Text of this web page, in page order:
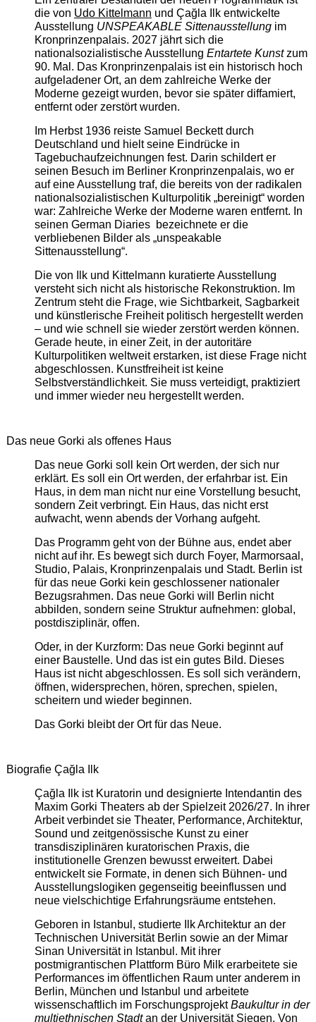
die von Udo Kittelmann und Çağla Ilk entwickelte
Ausstellung UNSPEAKABLE Sittenausstellungim
Kronprinzenpalais. 2027 jährt sich die
nationalsozialistische Ausstellung Entartete Kunstzum
90. Mal. Das Kronprinzenpalais ist ein historisch hoch
aufgeladener Ort, an dem zahlreiche Werke der
Moderne gezeigt wurden, bevor sie später diffamiert,
entfernt oder zerstört wurden.
Im Herbst 1936 reiste Samuel Beckett durch
Deutschland und hielt seine Eindrücke in
Tagebuchaufzeichnungen fest. Darin schildert er
seinen Besuch im Berliner Kronprinzenpalais, wo er
auf eine Ausstellung traf, die bereits von der radikalen
nationalsozialistischen Kulturpolitik „bereinigt“ worden
war: Zahlreiche Werke der Moderne waren entfernt. In
seinen German Diaries bezeichnete er die
verbliebenen Bilder als „unspeakable
Sittenausstellung“.
Die von Ilk und Kittelmann kuratierte Ausstellung
versteht sich nicht als historische Rekonstruktion. Im
Zentrum steht die Frage, wie Sichtbarkeit, Sagbarkeit
und künstlerische Freiheit politisch hergestellt werden
– und wie schnell sie wieder zerstört werden können.
Gerade heute, in einer Zeit, in der autoritäre
Kulturpolitiken weltweit erstarken, ist diese Frage nicht
abgeschlossen. Kunstfreiheit ist keine
Selbstverständlichkeit. Sie muss verteidigt, praktiziert
und immer wieder neu hergestellt werden.
Das neue Gorki als offenes Haus
Das neue Gorki soll kein Ort werden, der sich nur
erklärt. Es soll ein Ort werden, der erfahrbar ist. Ein
Haus, in dem man nicht nur eine Vorstellung besucht,
sondern Zeit verbringt. Ein Haus, das nicht erst
aufwacht, wenn abends der Vorhang aufgeht.
Das Programm geht von der Bühne aus, endet aber
nicht auf ihr. Es bewegt sich durch Foyer, Marmorsaal,
Studio, Palais, Kronprinzenpalais und Stadt. Berlin ist
für das neue Gorki kein geschlossener nationaler
Bezugsrahmen. Das neue Gorki will Berlin nicht
abbilden, sondern seine Struktur aufnehmen: global,
postdisziplinär, offen.
Oder, in der Kurzform: Das neue Gorki beginnt auf
einer Baustelle. Und das ist ein gutes Bild. Dieses
Haus ist nicht abgeschlossen. Es soll sich verändern,
öffnen, widersprechen, hören, sprechen, spielen,
scheitern und wieder beginnen.
Das Gorki bleibt der Ort für das Neue.
Biografie Çağla Ilk
Çağla Ilk ist Kuratorin und designierte Intendantin des
Maxim Gorki Theaters ab der Spielzeit 2026/27. In ihrer
Arbeit verbindet sie Theater, Performance, Architektur,
Sound und zeitgenössische Kunst zu einer
transdisziplinären kuratorischen Praxis, die
institutionelle Grenzen bewusst erweitert. Dabei
entwickelt sie Formate, in denen sich Bühnen- und
Ausstellungslogiken gegenseitig beeinflussen und
neue vielschichtige Erfahrungsräume entstehen.
Geboren in Istanbul, studierte Ilk Architektur an der
Technischen Universität Berlin sowie an der Mimar
Sinan Universität in Istanbul. Mit ihrer
postmigrantischen Plattform Büro Milk erarbeitete sie
Performances im öffentlichen Raum unter anderem in
Berlin, München und Istanbul und arbeitete
wissenschaftlich im ForschungsprojektBaukultur in der
multiethnischen Stadtan der Universität Siegen. Von